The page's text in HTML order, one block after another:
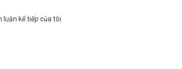
khi đó các điện thoại di động hoạt động như máy
kế tiếp của tôi.